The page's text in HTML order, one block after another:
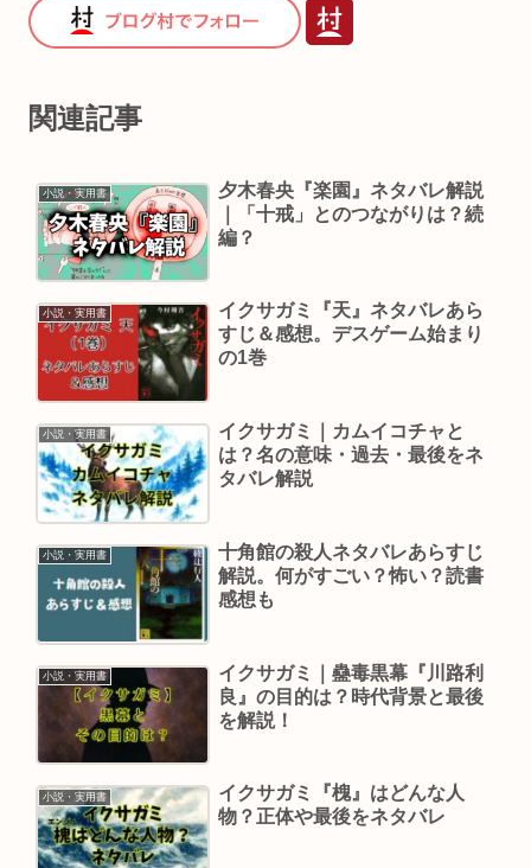
関連記事
小説・実用書
夕木春央『楽園』ネタバレ解説
｜「十戒」とのつながりは？続
編？
小説・実用書
イクサガミ『天』ネタバレあら
すじ＆感想。デスゲーム始まり
の1巻
小説・実用書
イクサガミ｜カムイコチャと
は？名の意味・過去・最後をネ
タバレ解説
小説・実用書
十角館の殺人ネタバレあらすじ
解説。何がすごい？怖い？読書
感想も
小説・実用書
イクサガミ｜蠱毒黒幕『川路利
良』の目的は？時代背景と最後
を解説！
小説・実用書
イクサガミ『槐』はどんな人
物？正体や最後をネタバレ